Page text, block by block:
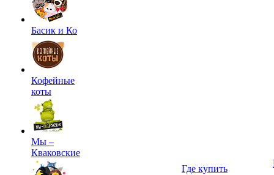
Басик и Ко
Кофейные
коты
Мы –
Кваковские
Где купить